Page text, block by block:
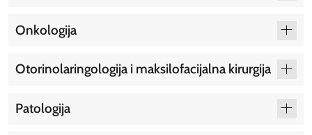
Onkologija
Otorinolaringologija i maksilofacijalna kirurgija
Patologija